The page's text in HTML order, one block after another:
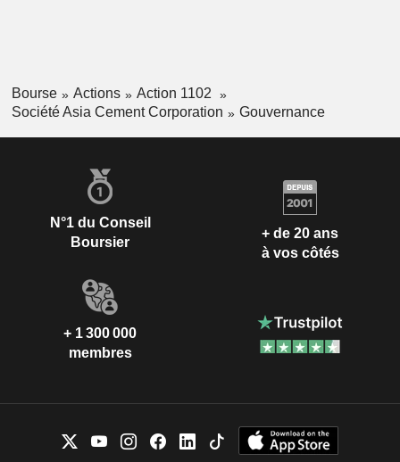
Bourse Actions
Action 1102
Société Asia Cement Corporation
Gouvernance
N°1 du Conseil
Boursier
+ de 20 ans
à vos côtés
+ 1 300 000
membres